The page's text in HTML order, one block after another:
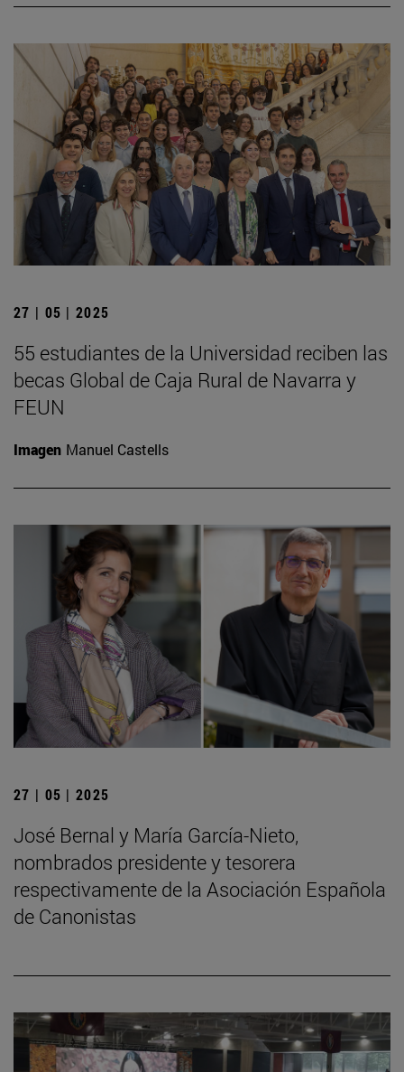
27 | 05 | 2025
55 estudiantes de la Universidad reciben las
becas Global de Caja Rural de Navarra y
FEUN
Imagen Manuel Castells
27 | 05 | 2025
José Bernal y María García-Nieto,
nombrados presidente y tesorera
respectivamente de la Asociación Española
de Canonistas